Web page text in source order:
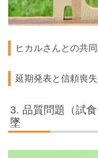
ヒカルさんとの共
延期発表と信頼喪
品質問題（試
墜